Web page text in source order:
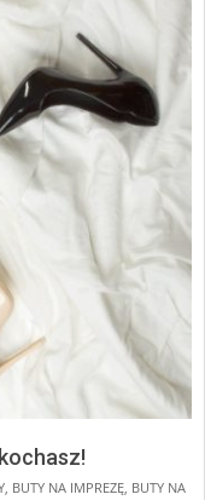
, BUTY NA IMPREZĘ, BUTY NA